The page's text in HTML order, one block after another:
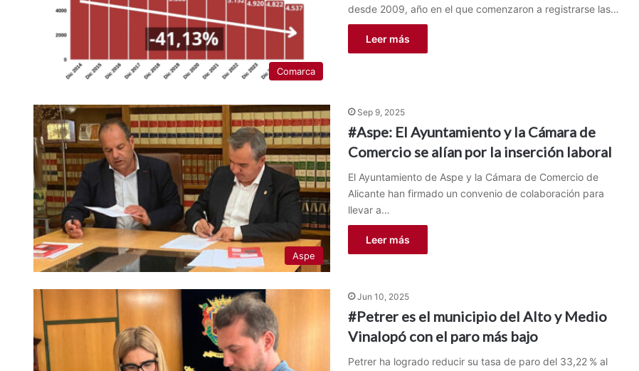
Comarca
desde 2009, año en el que comenzaron a registrarse las…
Leer más
Aspe
Sep 9, 2025
#Aspe: El Ayuntamiento y la Cámara de
Comercio se alían por la inserción laboral
El Ayuntamiento de Aspe y la Cámara de Comercio de
Alicante han firmado un convenio de colaboración para
llevar a…
Leer más
Jun 10, 2025
#Petrer es el municipio del Alto y Medio
Vinalopó con el paro más bajo
Petrer ha logrado reducir su tasa de paro del 33,22 % al